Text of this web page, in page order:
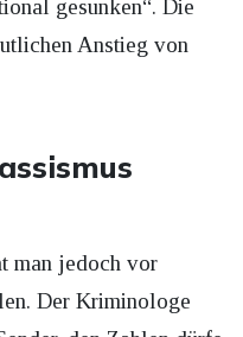
gesunken“. Die
Anstieg von
man jedoch vor
Der Kriminologe